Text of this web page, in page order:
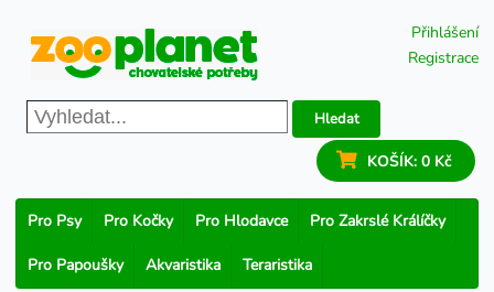
Přihlášení
Registrace
Hledat
KOŠÍK: 0 Kč
Pro Psy Pro Kočky Pro Hlodavce Pro Zakrslé Králíčky
Pro Papoušky Akvaristika Teraristika